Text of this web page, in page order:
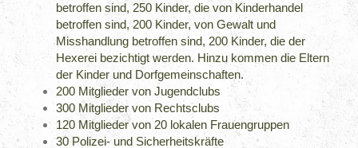
betroffen sind, 250 Kinder, die von Kinderhandel
betroffen sind, 200 Kinder, von Gewalt und
Misshandlung betroffen sind, 200 Kinder, die der
Hexerei bezichtigt werden. Hinzu kommen die Eltern
der Kinder und Dorfgemeinschaften.
200 Mitglieder von Jugendclubs
300 Mitglieder von Rechtsclubs
120 Mitglieder von 20 lokalen Frauengruppen
30 Polizei- und Sicherheitskräfte